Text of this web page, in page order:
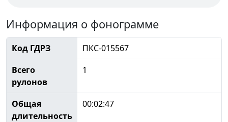
Информация о фонограмме
Код ГДРЗ
ПКС-015567
Всего
рулонов
1
Общая
длительность
00:02:47